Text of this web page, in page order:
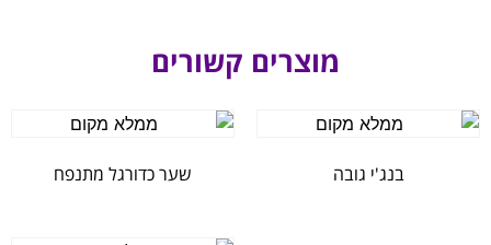
מוצרים קשורים
בנג'י גובה שער כדורגל מתנפח